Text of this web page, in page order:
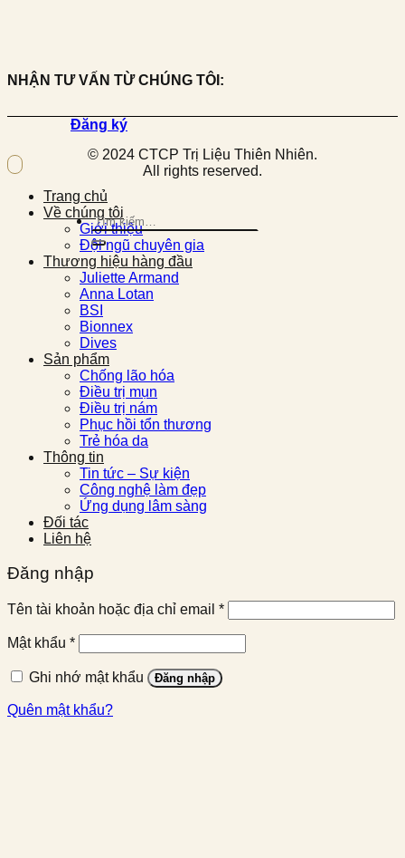
NHẬN TƯ VẤN TỪ CHÚNG TÔI:
Đăng ký
© 2024 CTCP Trị Liệu Thiên Nhiên.
All rights reserved.
Tìm
kiếm:
Trang chủ
Về chúng tôi
Giới thiệu
Đội ngũ chuyên gia
Thương hiệu hàng đầu
Juliette Armand
Anna Lotan
BSI
Bionnex
Dives
Sản phẩm
Chống lão hóa
Điều trị mụn
Điều trị nám
Phục hồi tổn thương
Trẻ hóa da
Thông tin
Tin tức – Sự kiện
Công nghệ làm đẹp
Ứng dụng lâm sàng
Đối tác
Liên hệ
Đăng nhập
Tên tài khoản hoặc địa chỉ email *Bắt
buộc
Mật khẩu *Bắt
buộc
Ghi nhớ mật khẩu
Đăng nhập
Quên mật khẩu?